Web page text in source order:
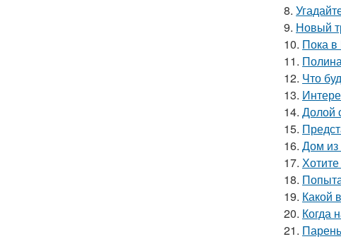
8.
9. Новый
10. Пока в
11.
12. Что
13.
14. Долой
15.
16. Дом из
17.
18.
19. Какой
20. Когда
21.